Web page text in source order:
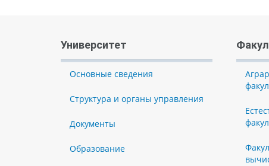
Университет
Основные сведения
Структура и органы управления
Документы
Образование